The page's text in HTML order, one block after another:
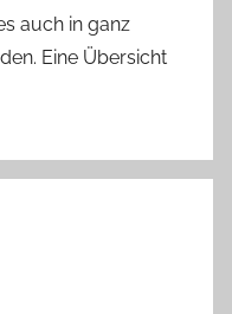
auch in ganz
Eine Übersicht